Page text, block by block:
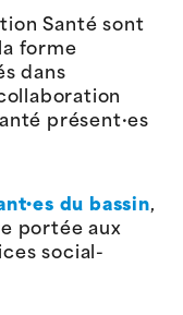
Santé sont
forme
dans
présent·es
du bassin,
portée aux
social-